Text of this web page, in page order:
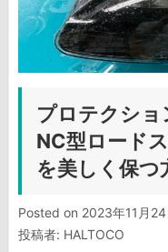
プロテクショ
NC型ロード
を美しく保つ
Posted on 2023年11月24
投稿者: HALTOCO